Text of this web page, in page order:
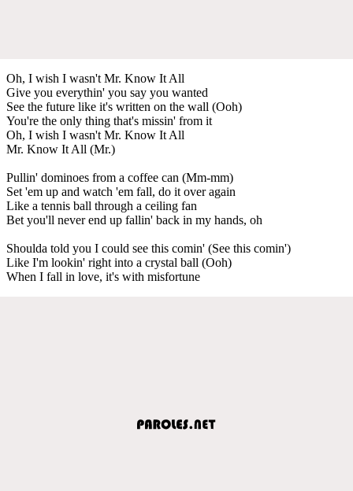
Oh, I wish I wasn't Mr. Know It All
Give you everythin' you say you wanted
See the future like it's written on the wall (Ooh)
You're the only thing that's missin' from it
Oh, I wish I wasn't Mr. Know It All
Mr. Know It All (Mr.)
Pullin' dominoes from a coffee can (Mm-mm)
Set 'em up and watch 'em fall, do it over again
Like a tennis ball through a ceiling fan
Bet you'll never end up fallin' back in my hands, oh
Shoulda told you I could see this comin' (See this comin')
Like I'm lookin' right into a crystal ball (Ooh)
When I fall in love, it's with misfortune